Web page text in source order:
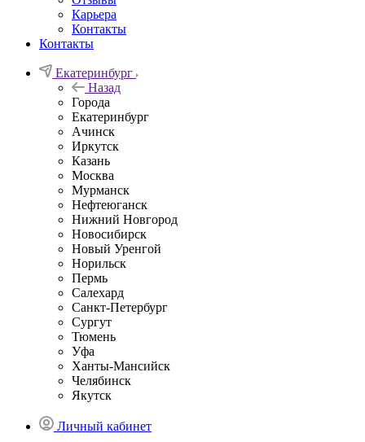
Карьера
Контакты
Контакты
Екатеринбург
Назад
Города
Екатеринбург
Ачинск
Иркутск
Казань
Москва
Мурманск
Нефтеюганск
Нижний Новгород
Новосибирск
Новый Уренгой
Норильск
Пермь
Салехард
Санкт-Петербург
Сургут
Тюмень
Уфа
Ханты-Мансийск
Челябинск
Якутск
Личный кабинет